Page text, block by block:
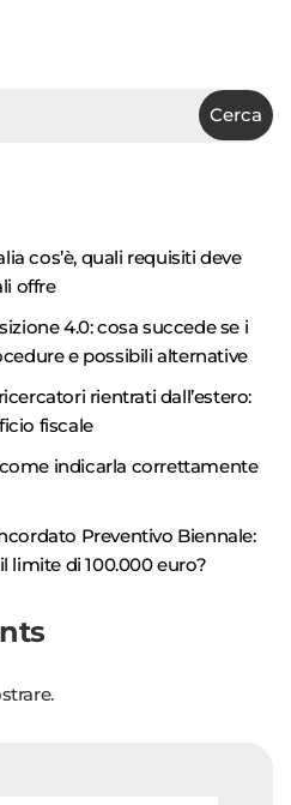
Cerca
cos’è, quali requisiti deve
offre
4.0: cosa succede se i
e possibili alternative
rientrati dall’estero:
fiscale
indicarla correttamente
Preventivo Biennale:
limite di 100.000 euro?